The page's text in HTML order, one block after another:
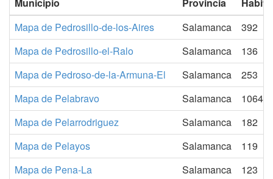
Municipio Provincia
Mapa de Pedrosillo-de-los-Aires
Salamanca
392
Mapa de Pedrosillo-el-Ralo
Salamanca
136
Mapa de Pedroso-de-la-Armuna-El
Salamanca
253
Mapa de Pelabravo
Salamanca
1064
Mapa de Pelarrodriguez
Salamanca
182
Mapa de Pelayos
Salamanca
119
Mapa de Pena-La
Salamanca
123